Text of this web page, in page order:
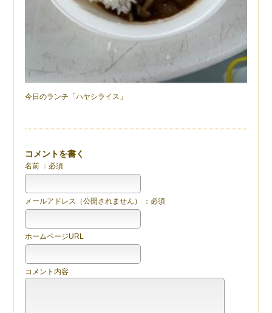
今日のランチ「ハヤシライス」
コメントを書く
名前 ：必須
メールアドレス（公開されません） ：必須
ホームページURL
コメント内容